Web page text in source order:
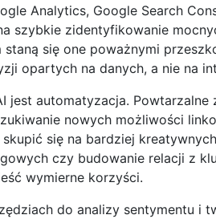
Analytics, Google Search
szybkie zidentyfikowanie
się one poważnymi
opartych na danych, a nie na
jest automatyzacja.
nowych możliwości
się na bardziej
czy budowanie relacji z
wymierne korzyści.
do analizy sentymentu i